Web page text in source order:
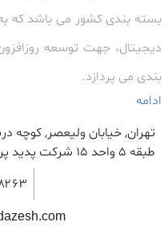
بسته بندی کشور می باشد که به
دیجیتال، جهت توسعه
بندی می پردازد.
ادامه
طبقه ۵ واحد ۱۵ شرکت پدید پردازش پایدار